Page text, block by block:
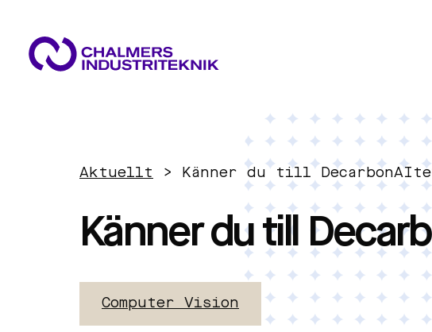
OM OSS
JOBBA HOS OSS
Aktuellt > Känner du till
Känner du till
Computer Vision